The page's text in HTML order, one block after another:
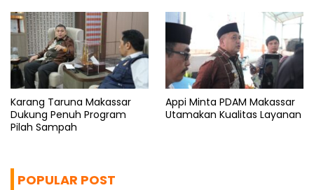
Karang Taruna Makassar
Dukung Penuh Program
Pilah Sampah
Appi Minta PDAM Makassar
Utamakan Kualitas Layanan
POPULAR POST